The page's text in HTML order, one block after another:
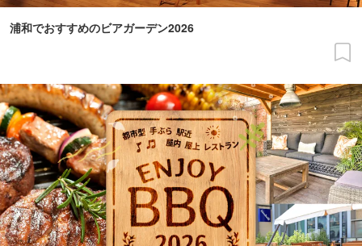
浦和でおすすめのビアガーデン2026